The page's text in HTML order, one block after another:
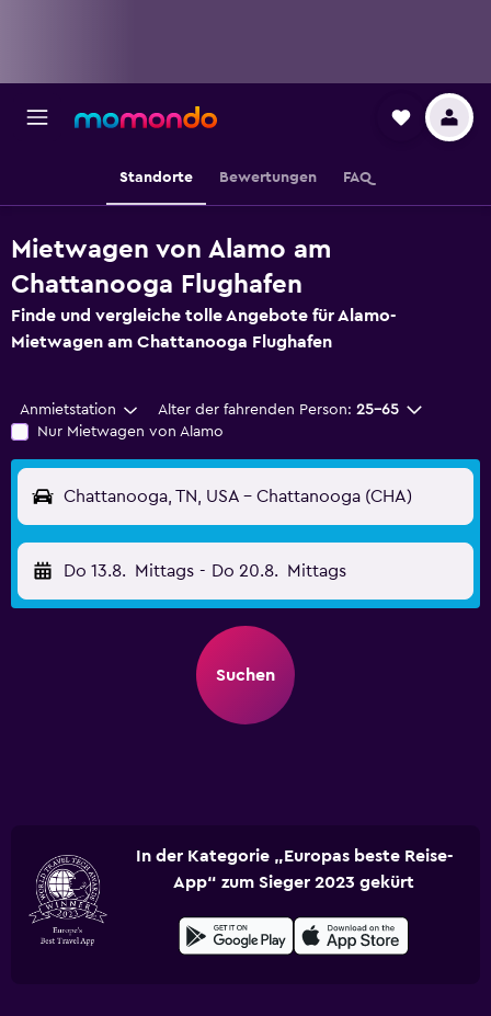
Standorte Bewertungen FAQ
Mietwagen von Alamo am
Chattanooga Flughafen
Finde und vergleiche tolle Angebote für Alamo-
Mietwagen am Chattanooga Flughafen
Anmietstation Alter der fahrenden Person: 25-65
Nur Mietwagen von Alamo
Chattanooga, TN, USA - Chattanooga (CHA)
Do 13.8. Mittags - Do 20.8. Mittags
Suchen
In der Kategorie „Europas beste Reise-
App“ zum Sieger 2023 gekürt